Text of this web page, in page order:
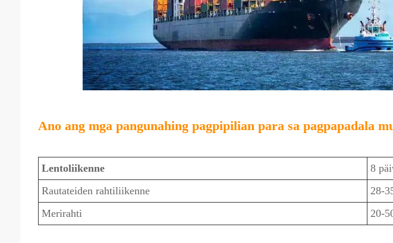
Ano ang mga pangunahing pagpipilian para sa pagpapadala
Lentoliikenne
8
Rautateiden rahtiliikenne
28-
Merirahti
20-